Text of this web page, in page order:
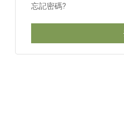
忘記密碼?